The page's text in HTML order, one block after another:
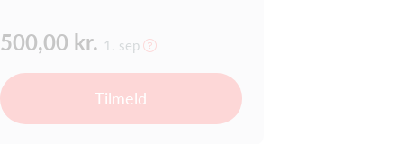
500,00 kr. 1. sep
Tilmeld